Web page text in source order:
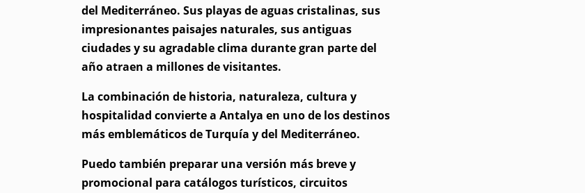
del Mediterráneo. Sus playas de aguas cristalinas, sus
impresionantes paisajes naturales, sus antiguas
ciudades y su agradable clima durante gran parte del
año atraen a millones de visitantes.
La combinación de historia, naturaleza, cultura y
hospitalidad convierte a Antalya en uno de los destinos
más emblemáticos de Turquía y del Mediterráneo.
Puedo también preparar una versión más breve y
promocional para catálogos turísticos, circuitos